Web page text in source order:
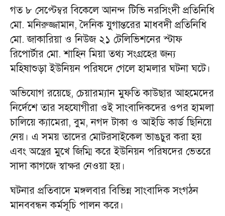
গত ৮ সেপ্টেম্বর বিকেলে আনন্দ টিভি নরসিংদী প্রতিনিধি
মো. মনিরুজ্জামান, দৈনিক যুগান্তরের মাধবদী প্রতিনিধি
মো. জাকারিয়া ও নিউজ ২১ টেলিভিশনের স্টাফ
রিপোর্টার মো. শাহিন মিয়া তথ্য সংগ্রহের জন্য
মহিষাশুড়া ইউনিয়ন পরিষদে গেলে হামলার ঘটনা ঘটে।
অভিযোগ রয়েছে, চেয়ারম্যান মুফতি কাউছার আহমেদের
নির্দেশে তার সহযোগীরা ওই সাংবাদিকদের ওপর হামলা
চালিয়ে ক্যামেরা, বুম, নগদ টাকা ও আইডি কার্ড ছিনিয়ে
নেয়। এ সময় তাদের মোটরসাইকেল ভাঙচুর করা হয়
এবং অস্ত্রের মুখে জিম্মি করে ইউনিয়ন পরিষদের ভেতরে
সাদা কাগজে স্বাক্ষর নেওয়া হয়।
ঘটনার প্রতিবাদে মঙ্গলবার বিভিন্ন সাংবাদিক সংগঠন
মানববন্ধন কর্মসূচি পালন করে।